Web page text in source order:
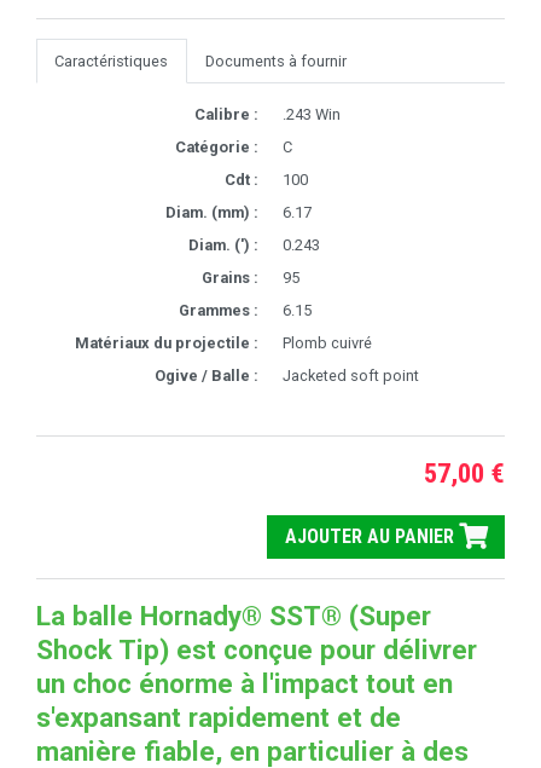
Caractéristiques Documents à fournir
Calibre :
.243 Win
Catégorie :
C
Cdt :
100
Diam. (mm) :
6.17
Diam. (') :
0.243
Grains :
95
Grammes :
6.15
Matériaux du projectile :
Plomb cuivré
Ogive / Balle :
Jacketed soft point
57,00 €
AJOUTER AU PANIER
La balle Hornady® SST® (Super
Shock Tip) est conçue pour délivrer
un choc énorme à l'impact tout en
s'expansant rapidement et de
manière fiable, en particulier à des